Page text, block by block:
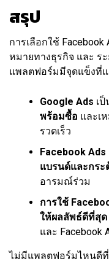
สรุป
การเลือกใช้
หมายทางธุรกิจ และ ร
แพลตฟอร์มมีจุดแข็งที่
Google Ads เ
พร้อมซื้อ และเ
รวดเร็ว
Facebook Ads
แบรนด์และกร
อารมณ์ร่วม
การใช้
ให้ผลลัพธ์ดีที่สุด
และ Facebook
ไม่มีแพลตฟอร์มไหนดีที่